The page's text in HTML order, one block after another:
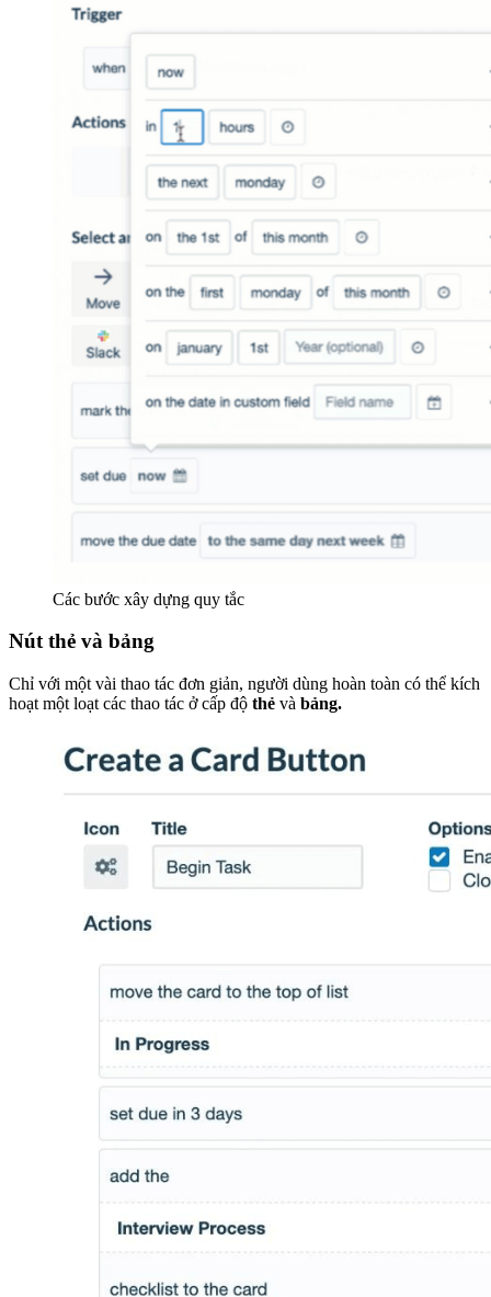
Các bước xây dựng quy tắc
Nút thẻ và bảng
Chỉ với một vài thao tác đơn giản, người dùng hoàn toàn có thể kích
hoạt một loạt các thao tác ở cấp độ thẻ và bảng.